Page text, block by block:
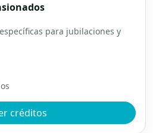
para jubilaciones y
créditos